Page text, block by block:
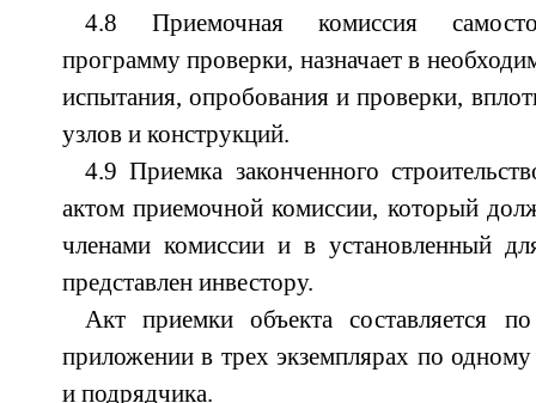
4.8 Приемочная комиссия
программу проверки, назначает в
испытания, опробования и проверки,
узлов и конструкций.
4.9 Приемка законченного
актом приемочной комиссии, который
членами комиссии и в установленный
представлен инвестору.
Акт приемки объекта составляется
приложении в трех экземплярах по одному
и подрядчика.